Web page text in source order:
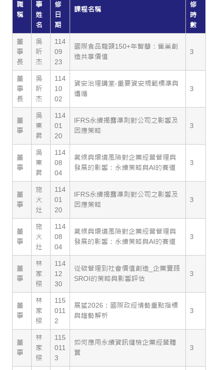
職
稱
事
姓
名
修
日
期
課程名稱
修
時
數
董
事
長
吳
昕
杰
114
09
23
國際食品龍頭150+年智慧：雀巢創
造共享價值
3
董
事
長
吳
昕
杰
114
10
02
資安治理講堂-重要資安規範標準與
遵循
3
董
事
吳
東
昇
114
01
20
IFRS永續揭露準則對公司之影響及
因應策略
3
董
事
吳
東
昇
114
08
04
氣候與環境風險對企業經營管理與
發展的影響：永續策略與AI的賽道
3
董
事
施
火
灶
114
01
20
IFRS永續揭露準則對公司之影響及
因應策略
3
董
事
施
火
灶
114
08
04
氣候與環境風險對企業經營管理與
發展的影響：永續策略與AI的賽道
3
董
事
林
家
樑
114
12
30
從碳管理到社會價值創造_企業實踐
SROI的策略與影響評估
3
董
事
林
家
樑
115
011
2
展望2026：國際政經情勢重點指標
與趨勢解析
3
董
事
林
家
樑
115
011
3
如何應用永續資訊健檢企業經營體
質
3